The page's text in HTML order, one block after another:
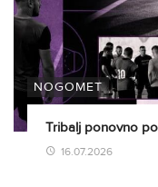
NOGOMET
Tribalj ponovno
16.07.2026